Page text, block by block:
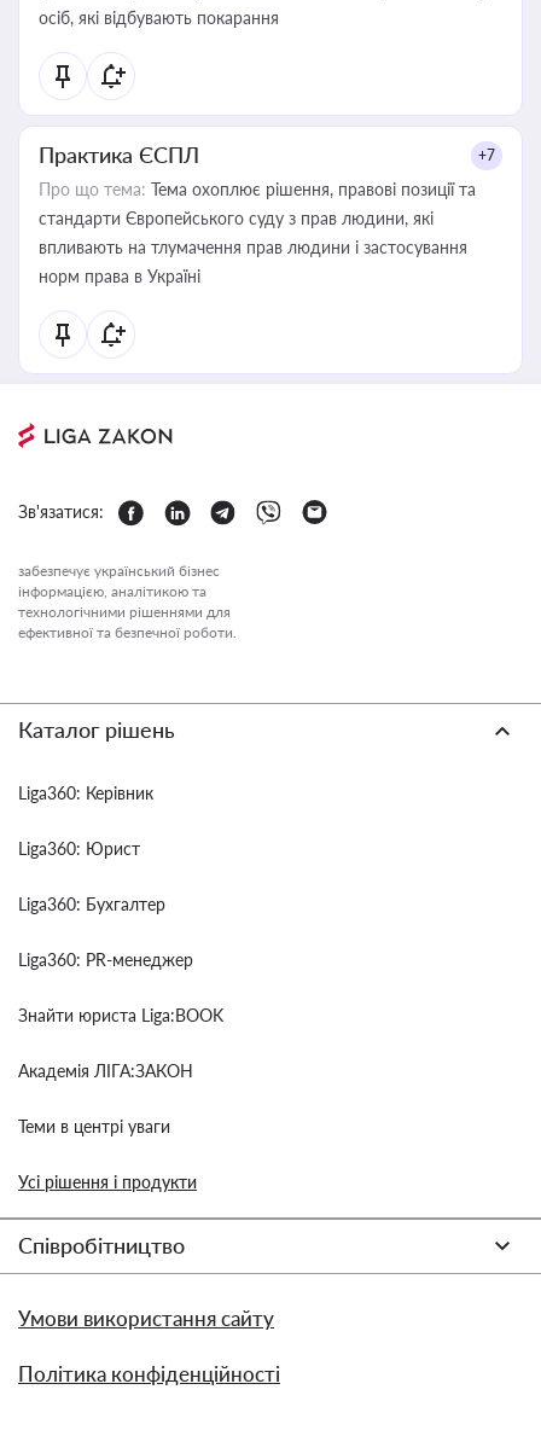
осіб, які відбувають покарання
Практика ЄСПЛ +7
Про що тема: Тема охоплює рішення, правові позиції та
стандарти Європейського суду з прав людини, які
впливають на тлумачення прав людини і застосування
норм права в Україні
Зв'язатися:
забезпечує український бізнес
інформацією, аналітикою та
технологічними рішеннями для
ефективної та безпечної роботи.
Каталог рішень
Liga360: Керівник
Liga360: Юрист
Liga360: Бухгалтер
Liga360: PR-менеджер
Знайти юриста Liga:BOOK
Академія ЛІГА:ЗАКОН
Теми в центрі уваги
Усі рішення і продукти
Співробітництво
Умови використання сайту
Політика конфіденційності